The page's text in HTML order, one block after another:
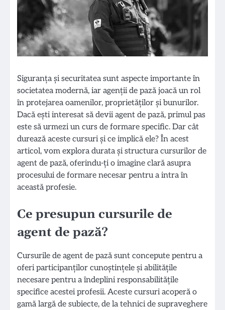
Siguranța și securitatea sunt aspecte importante în
societatea modernă, iar agenții de pază joacă un rol
în protejarea oamenilor, proprietăților și bunurilor.
Dacă ești interesat să devii agent de pază, primul pas
este să urmezi un curs de formare specific. Dar cât
durează aceste cursuri și ce implică ele? În acest
articol, vom explora durata și structura cursurilor de
agent de pază, oferindu-ți o imagine clară asupra
procesului de formare necesar pentru a intra în
această profesie.
Ce presupun cursurile de
agent de pază?
Cursurile de agent de pază sunt concepute pentru a
oferi participanților cunoștințele și abilitățile
necesare pentru a îndeplini responsabilitățile
specifice acestei profesii. Aceste cursuri acoperă o
gamă largă de subiecte, de la tehnici de supraveghere